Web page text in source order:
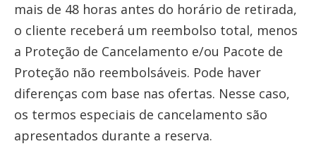
mais de 48 horas antes do horário de retirada,
o cliente receberá um reembolso total, menos
a Proteção de Cancelamento e/ou Pacote de
Proteção não reembolsáveis. Pode haver
diferenças com base nas ofertas. Nesse caso,
os termos especiais de cancelamento são
apresentados durante a reserva.